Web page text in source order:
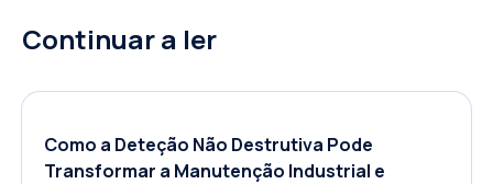
Continuar a ler
Como a Deteção Não Destrutiva Pode
Transformar a Manutenção Industrial e